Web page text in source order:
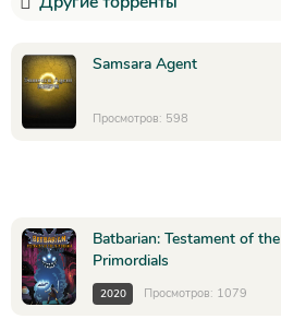
Samsara Agent
Просмотров: 598
Batbarian: Testament of the
Primordials
2020 Просмотров: 1079